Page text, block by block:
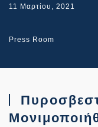
11 Μαρτίου, 2021
Press Room